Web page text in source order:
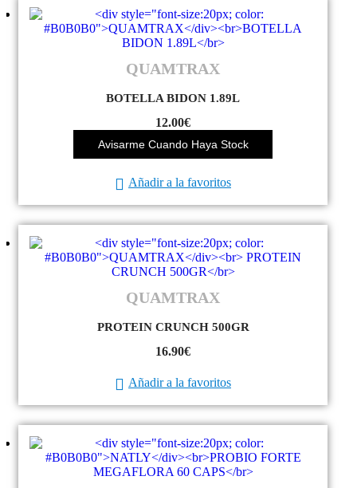
QUAMTRAX
BOTELLA BIDON 1.89L
12.00€
Avisarme Cuando Haya Stock
Añadir a la favoritos
QUAMTRAX
PROTEIN CRUNCH 500GR
16.90€
Añadir a la favoritos